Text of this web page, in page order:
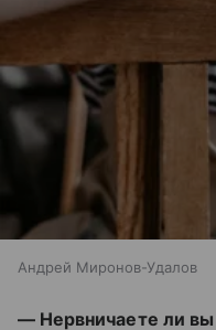
Андрей Миронов-Удалов
— Нервничаете ли